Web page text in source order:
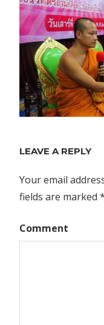
LEAVE A REPLY
Your email
fields are marked *
Comment